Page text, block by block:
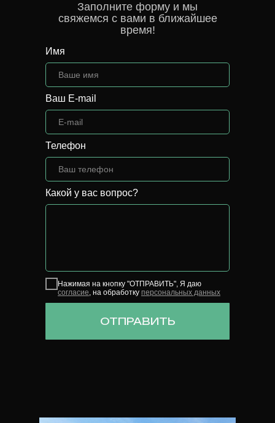
Заполните форму и мы
свяжемся с вами в ближайшее
время!
Имя
Ваш E-mail
Телефон
Какой у вас вопрос?
Нажимая на кнопку "ОТПРАВИТЬ", Я даю
согласие , на обработку персональных данных
ОТПРАВИТЬ